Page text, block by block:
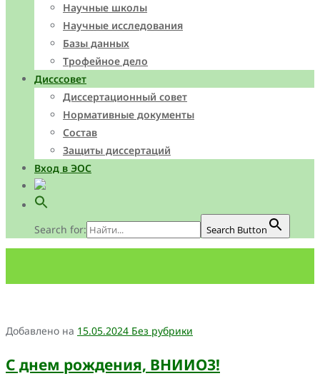
Научные школы
Научные исследования
Базы данных
Трофейное дело
Дисссовет
Диссертационный совет
Нормативные документы
Состав
Защиты диссертаций
Вход в ЭОС
Search for: Search Button
Добавлено на 15.05.2024 Без рубрики
С днем рождения, ВНИИОЗ!